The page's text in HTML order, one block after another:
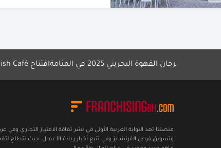
مهرجان القهوة البحريني 2025 في المنامة افتتاح D’lish Café أول فرع في البحرين
منصتنا تعد البوابة العربية الأولى في نشر ثقافة الامتياز التجاري وفي
وتسويق فرص الفرنشايز وفي تتبع أخبار ريادة الأعمال، حيث نتطلع